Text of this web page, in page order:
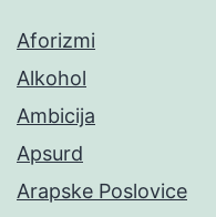
Aforizmi
Alkohol
Ambicija
Apsurd
Arapske Poslovice